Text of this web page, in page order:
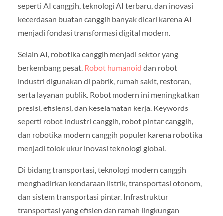
seperti AI canggih, teknologi AI terbaru, dan inovasi
kecerdasan buatan canggih banyak dicari karena AI
menjadi fondasi transformasi digital modern.
Selain AI, robotika canggih menjadi sektor yang
berkembang pesat. Robot humanoid dan robot
industri digunakan di pabrik, rumah sakit, restoran,
serta layanan publik. Robot modern ini meningkatkan
presisi, efisiensi, dan keselamatan kerja. Keywords
seperti robot industri canggih, robot pintar canggih,
dan robotika modern canggih populer karena robotika
menjadi tolok ukur inovasi teknologi global.
Di bidang transportasi, teknologi modern canggih
menghadirkan kendaraan listrik, transportasi otonom,
dan sistem transportasi pintar. Infrastruktur
transportasi yang efisien dan ramah lingkungan